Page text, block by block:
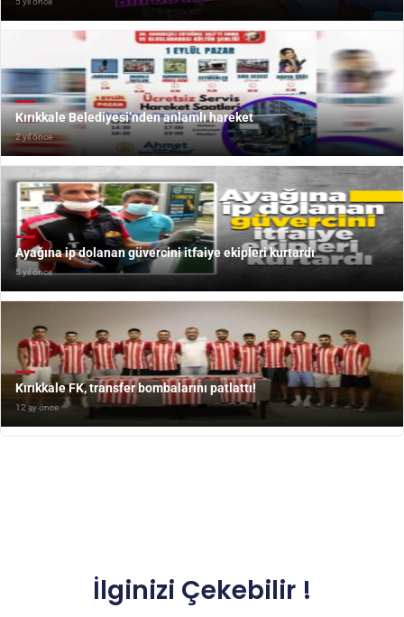
Kırıkkale Belediyesi’nden anlamlı hareket
2 yıl önce
Ayağına ip dolanan güvercini itfaiye ekipleri kurtardı
5 yıl önce
Kırıkkale FK, transfer bombalarını patlattı!
12 ay önce
İlginizi Çekebilir !